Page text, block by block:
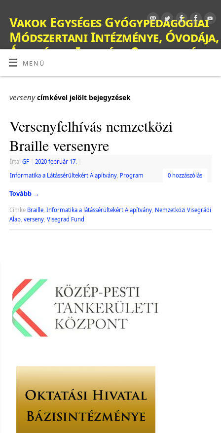
Vakok Egységes Gyógypedagógiai
Módszertani Intézménye, Óvodája,
Általános Iskolája, Szakiskolája,
Készségfejlesztő Iskolája, Fejlesztő
Nevelés-Oktatást Végző Iskolája,
Kollégiuma és Gyermekotthona
MENÜ
versenycímkével jelölt bejegyzések
Versenyfelhívás nemzetközi
Braille versenyre
Írta: GF 2020 február 17.
Informatika a Látássérültekért Alapítvány, Program 0 hozzászólás
Tovább →
Címke Braille, Informatika a látássérültekért Alapítvány, Nemzetközi Visegrádi
Alap, verseny, Visegrad Fund